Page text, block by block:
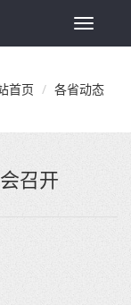
Toggle
首页 各省动态
召开